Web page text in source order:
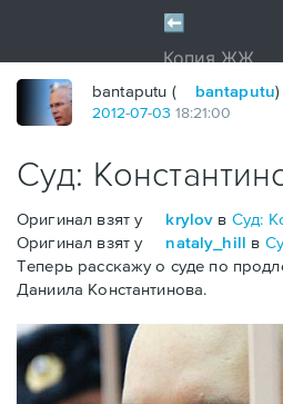
bantaputu ( bantaputu
2012-07-03 18:21:00
Суд:
Оригинал взят у krylov в Суд:
Оригинал взят у
nataly_hill в
Теперь расскажу о суде по
Даниила Константинова.